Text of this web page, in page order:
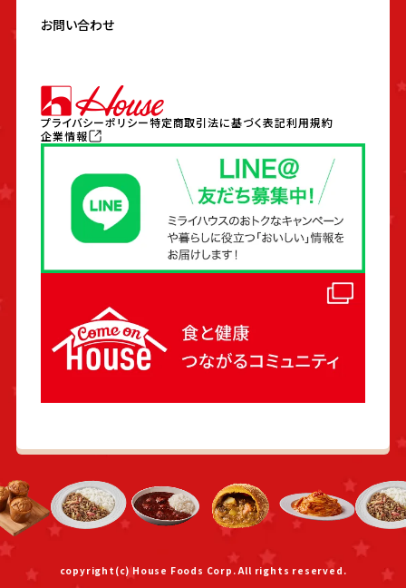
プライバシーポリシー特定商取引法に基づく表記利用規約
企業情報
お問い合わせ
copyright(c) House Foods Corp. All rights reserved.